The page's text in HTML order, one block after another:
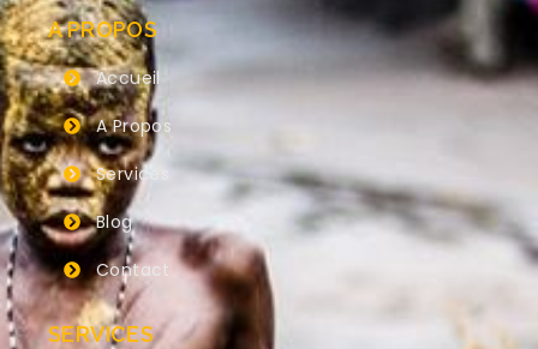
A PROPOS
Accueil
A Propos
Services
Blog
Contact
SERVICES